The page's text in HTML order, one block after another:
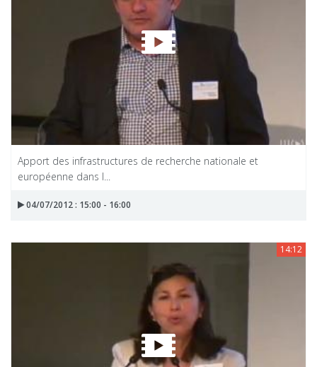
Apport des infrastructures de recherche nationale et
européenne dans l...
04/07/2012 : 15:00 - 16:00
14:12